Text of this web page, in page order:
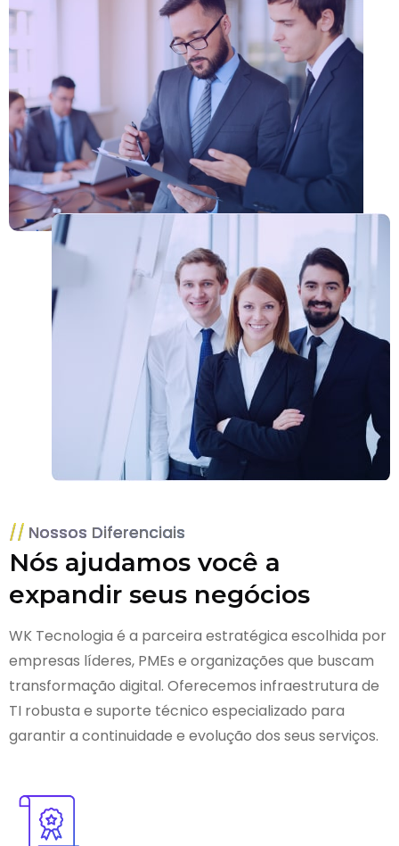
Nossos Diferenciais
Nós ajudamos você a
expandir seus negócios
WK Tecnologia é a parceira estratégica escolhida por
empresas líderes, PMEs e organizações que buscam
transformação digital. Oferecemos infraestrutura de
TI robusta e suporte técnico especializado para
garantir a continuidade e evolução dos seus serviços.